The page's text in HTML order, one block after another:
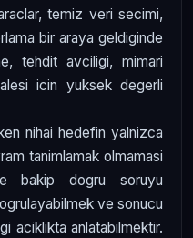
temiz veri secimi,
bir araya geldiginde
tehdit avciligi, mimari
icin yuksek degerli
nihai hedefin yalnizca
tanimlamak olmamasi
bakip dogru soruyu
ve sonucu
aciklikta anlatabilmektir.